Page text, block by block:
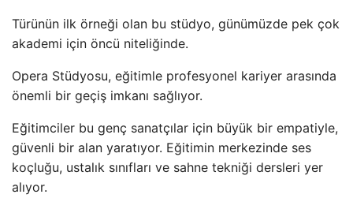
Türünün ilk örneği olan bu stüdyo, günümüzde pek çok
akademi için öncü niteliğinde.
Opera Stüdyosu, eğitimle profesyonel kariyer arasında
önemli bir geçiş imkanı sağlıyor.
Eğitimciler bu genç sanatçılar için büyük bir empatiyle,
güvenli bir alan yaratıyor. Eğitimin merkezinde ses
koçluğu, ustalık sınıfları ve sahne tekniği dersleri yer
alıyor.